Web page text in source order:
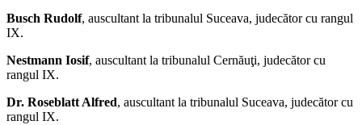
Busch Rudolf, auscultant la tribunalul Suceava, judecător cu rangul
IX.
Nestmann Iosif, auscultant la tribunalul Cernăuţi, judecător cu
rangul IX.
Dr. Roseblatt Alfred, auscultant la tribunalul Suceava, judecător cu
rangul IX.